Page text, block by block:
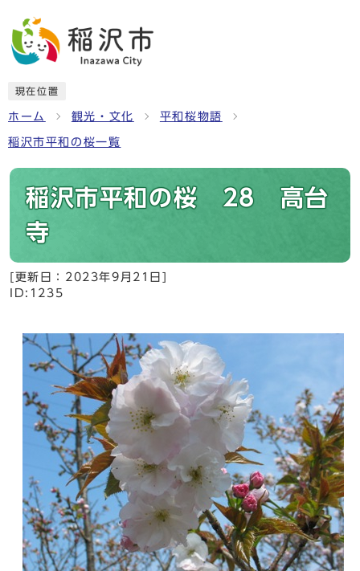
現在位置
ホーム 観光・文化 平和桜物語
稲沢市平和の桜一覧
稲沢市平和の桜 28 高台
寺
[更新日： 2023年9月21日
ID:1235